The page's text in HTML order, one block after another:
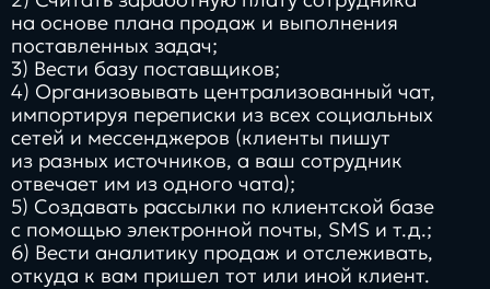
на основе плана продаж и выполнения
поставленных задач;
3) Вести базу поставщиков;
4) Организовывать централизованный чат,
импортируя переписки из всех социальных
сетей и мессенджеров (клиенты пишут
из разных источников, а ваш сотрудник
отвечает им из одного чата);
5) Создавать рассылки по клиентской базе
с помощью электронной почты, SMS и т.д.;
6) Вести аналитику продаж и отслеживать,
откуда к вам пришел тот или иной клиент.